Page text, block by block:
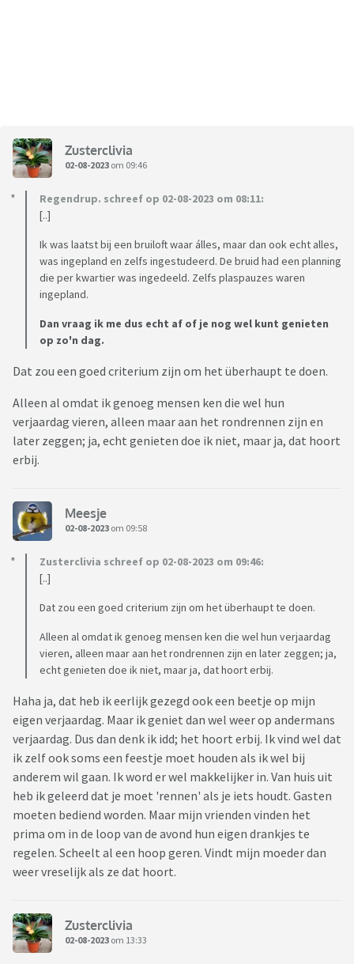
Zusterclivia
02-08-2023 om 09:46
Regendrup. schreef op 02-08-2023 om 08:11:
[..]
Ik was laatst bij een bruiloft waar álles, maar dan ook echt alles,
was ingepland en zelfs ingestudeerd. De bruid had een planning
die per kwartier was ingedeeld. Zelfs plaspauzes waren
ingepland.
Dan vraag ik me dus echt af of je nog wel kunt genieten
op zo'n dag.
Dat zou een goed criterium zijn om het überhaupt te doen.
Alleen al omdat ik genoeg mensen ken die wel hun
verjaardag vieren, alleen maar aan het rondrennen zijn en
later zeggen; ja, echt genieten doe ik niet, maar ja, dat hoort
erbij.
Meesje
02-08-2023 om 09:58
Zusterclivia schreef op 02-08-2023 om 09:46:
[..]
Dat zou een goed criterium zijn om het überhaupt te doen.
Alleen al omdat ik genoeg mensen ken die wel hun verjaardag
vieren, alleen maar aan het rondrennen zijn en later zeggen; ja,
echt genieten doe ik niet, maar ja, dat hoort erbij.
Haha ja, dat heb ik eerlijk gezegd ook een beetje op mijn
eigen verjaardag. Maar ik geniet dan wel weer op andermans
verjaardag. Dus dan denk ik idd; het hoort erbij. Ik vind wel dat
ik zelf ook soms een feestje moet houden als ik wel bij
anderem wil gaan. Ik word er wel makkelijker in. Van huis uit
heb ik geleerd dat je moet 'rennen' als je iets houdt. Gasten
moeten bediend worden. Maar mijn vrienden vinden het
prima om in de loop van de avond hun eigen drankjes te
regelen. Scheelt al een hoop geren. Vindt mijn moeder dan
weer vreselijk als ze dat hoort.
Zusterclivia
02-08-2023 om 13:33